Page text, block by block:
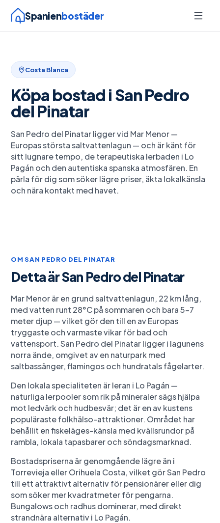
Spanienbostäder
Costa Blanca
Köpa bostad i San Pedro
del Pinatar
San Pedro del Pinatar ligger vid Mar Menor —
Europas största saltvattenlagun — och är känt för
sitt lugnare tempo, de terapeutiska lerbaden i Lo
Pagán och den autentiska spanska atmosfären. En
pärla för dig som söker lägre priser, äkta lokalkänsla
och nära kontakt med havet.
OMSAN PEDRO DEL PINATAR
Detta ärSan Pedro del Pinatar
Mar Menor är en grund saltvattenlagun, 22 km lång,
med vatten runt 28°C på sommaren och bara 5–7
meter djup — vilket gör den till en av Europas
tryggaste och varmaste vikar för bad och
vattensport. San Pedro del Pinatar ligger i lagunens
norra ände, omgivet av en naturpark med
saltbassänger, flamingos och hundratals fågelarter.
Den lokala specialiteten är leran i Lo Pagán —
naturliga lerpooler som rik på mineraler sägs hjälpa
mot ledvärk och hudbesvär; det är en av kustens
populäraste folkhälso-attraktioner. Området har
behållit en fiskeläges-känsla med kvällsrundor på
rambla, lokala tapasbarer och söndagsmarknad.
Bostadspriserna är genomgående lägre än i
Torrevieja eller Orihuela Costa, vilket gör San Pedro
till ett attraktivt alternativ för pensionärer eller dig
som söker mer kvadratmeter för pengarna.
Bungalows och radhus dominerar, med direkt
strandnära alternativ i Lo Pagán.